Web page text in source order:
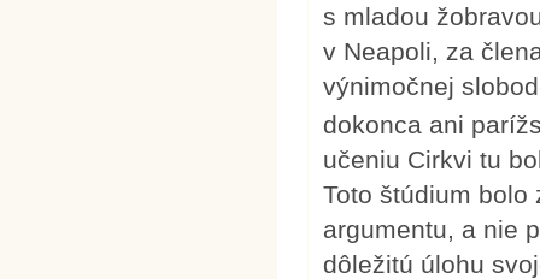
s mladou
v Neapoli, za
výnimočnej
dokonca ani
učeniu Cirkvi tu
Toto štúdium
argumentu, a nie
dôležitú úlohu